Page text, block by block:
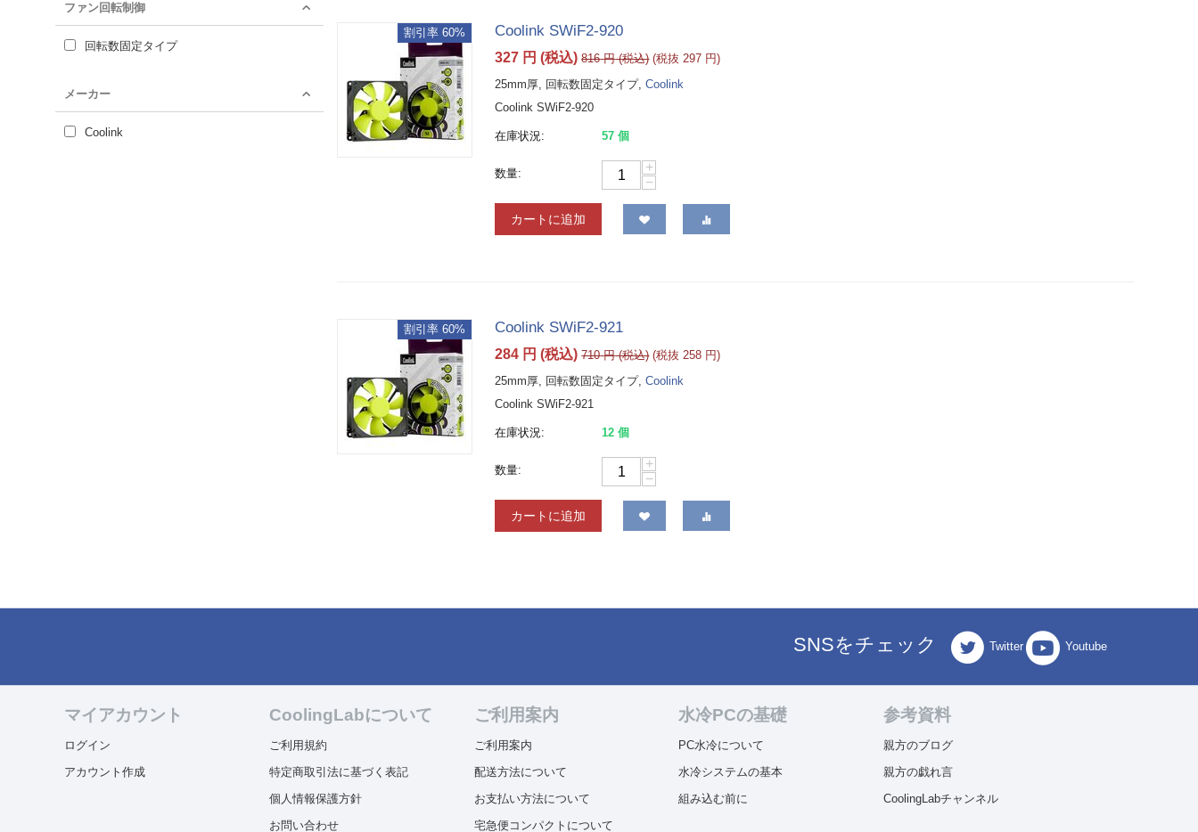
ファン回転制御
回転数固定タイプ
メーカー
Coolink
割引率 60% Coolink SWiF2-920
327 円 (税込) 816 円(税込) (税抜297 円)
25mm厚, 回転数固定タイプ,Coolink
Coolink SWiF2-920
在庫状況: 57 個
数量:
+
−
カートに追加
割引率 60% Coolink SWiF2-921
284 円 (税込) 710 円(税込) (税抜258 円)
25mm厚, 回転数固定タイプ,Coolink
Coolink SWiF2-921
在庫状況: 12 個
数量:
+
−
カートに追加
SNSをチェック Twitter Youtube
マイアカウント
ログイン
アカウント作成
CoolingLabについて
ご利用規約
特定商取引法に基づく表記
個人情報保護方針
お問い合わせ
ご利用案内
ご利用案内
配送方法について
お支払い方法について
宅急便コンパクトについて
水冷PCの基礎
PC水冷について
水冷システムの基本
組み込む前に
参考資料
親方のブログ
親方の戯れ言
CoolingLabチャンネル